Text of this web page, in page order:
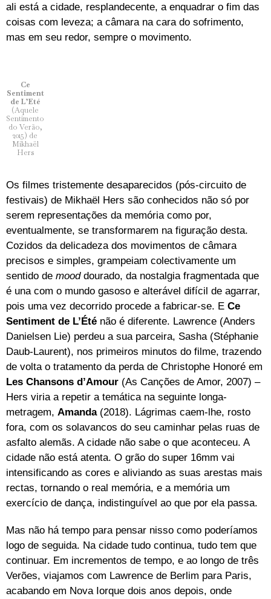
ali está a cidade, resplandecente, a enquadrar o fim das
coisas com leveza; a câmara na cara do sofrimento,
mas em seu redor, sempre o movimento.
Ce
Sentiment
de L’Eté
(Aquele
Sentimento
do Verão,
2015) de
Mikhaël
Hers
Os filmes tristemente desaparecidos (pós-circuito de
festivais) de Mikhaël Hers são conhecidos não só por
serem representações da memória como por,
eventualmente, se transformarem na figuração desta.
Cozidos da delicadeza dos movimentos de câmara
precisos e simples, grampeiam colectivamente um
sentido de mood dourado, da nostalgia fragmentada que
é una com o mundo gasoso e alterável difícil de agarrar,
pois uma vez decorrido procede a fabricar-se. E Ce
Sentiment de L’Été não é diferente. Lawrence (Anders
Danielsen Lie) perdeu a sua parceira, Sasha (Stéphanie
Daub-Laurent), nos primeiros minutos do filme, trazendo
de volta o tratamento da perda de Christophe Honoré em
Les Chansons d’Amour (As Canções de Amor, 2007) –
Hers viria a repetir a temática na seguinte longa-
metragem, Amanda (2018). Lágrimas caem-lhe, rosto
fora, com os solavancos do seu caminhar pelas ruas de
asfalto alemãs. A cidade não sabe o que aconteceu. A
cidade não está atenta. O grão do super 16mm vai
intensificando as cores e aliviando as suas arestas mais
rectas, tornando o real memória, e a memória um
exercício de dança, indistinguível ao que por ela passa.
Mas não há tempo para pensar nisso como poderíamos
logo de seguida. Na cidade tudo continua, tudo tem que
continuar. Em incrementos de tempo, e ao longo de três
Verões, viajamos com Lawrence de Berlim para Paris,
acabando em Nova Iorque dois anos depois, onde